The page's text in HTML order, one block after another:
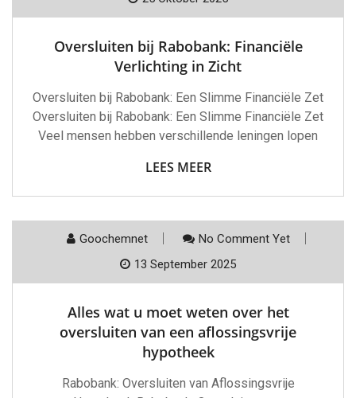
Oversluiten bij Rabobank: Financiële
Verlichting in Zicht
Oversluiten bij Rabobank: Een Slimme Financiële Zet
Oversluiten bij Rabobank: Een Slimme Financiële Zet
Veel mensen hebben verschillende leningen lopen
LEES MEER
Goochemnet
No Comment Yet
13 September 2025
Alles wat u moet weten over het
oversluiten van een aflossingsvrije
hypotheek
Rabobank: Oversluiten van Aflossingsvrije